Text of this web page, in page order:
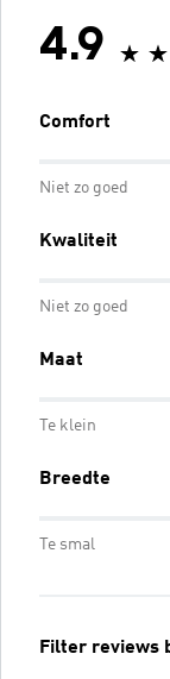
4.9
Comfort
Niet zo goed
Kwaliteit
Niet zo goed
Maat
Te klein
Breedte
Te smal
Filter reviews